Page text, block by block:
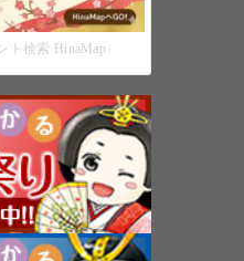
ト検索 HinaMap